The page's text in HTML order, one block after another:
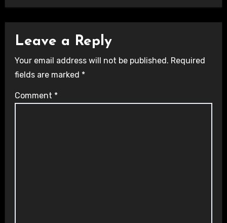
Leave a Reply
Your email address will not be published. Required
fields are marked *
Comment *